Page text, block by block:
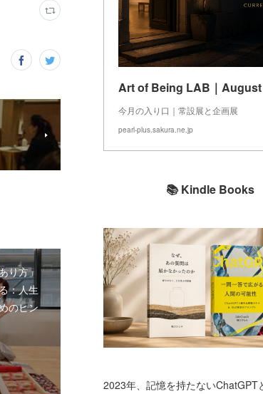
り方」
：人生
のヒン
Art of Being LAB｜August
今月の入り口｜常設展と企画展
pearl-plus.sakura.ne.jp
📚 Kindle Books
2023年、記憶を持たないChatGPT